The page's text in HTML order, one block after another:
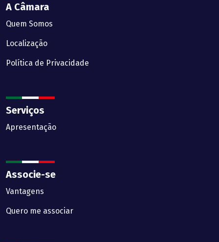
A Câmara
Quem Somos
Localização
Política de Privacidade
Serviços
Apresentação
Associe-se
Vantagens
Quero me associar